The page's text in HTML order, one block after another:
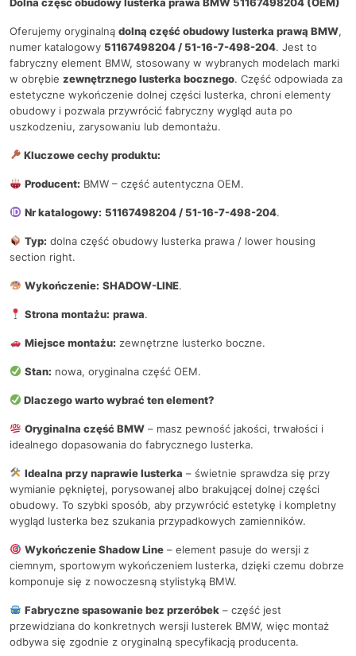
Oferujemy oryginalną dolną część obudowy lusterka prawą BMW,
numer katalogowy 51167498204 / 51-16-7-498-204. Jest to
fabryczny element BMW, stosowany w wybranych modelach marki
w obrębie zewnętrznego lusterka bocznego. Część odpowiada za
estetyczne wykończenie dolnej części lusterka, chroni elementy
obudowy i pozwala przywrócić fabryczny wygląd auta po
uszkodzeniu, zarysowaniu lub demontażu.
Kluczowe cechy produktu:
Producent: BMW – część autentyczna OEM.
Nr katalogowy: 51167498204 / 51-16-7-498-204.
Typ: dolna część obudowy lusterka prawa / lower housing
section right.
Wykończenie: SHADOW-LINE.
Strona montażu: prawa.
Miejsce montażu: zewnętrzne lusterko boczne.
Stan: nowa, oryginalna część OEM.
Dlaczego warto wybrać ten element?
Oryginalna część BMW– masz pewność jakości, trwałości i
idealnego dopasowania do fabrycznego lusterka.
Idealna przy naprawie lusterka – świetnie sprawdza się przy
wymianie pękniętej, porysowanej albo brakującej dolnej części
obudowy. To szybki sposób, aby przywrócić estetykę i kompletny
wygląd lusterka bez szukania przypadkowych zamienników.
Wykończenie Shadow Line– element pasuje do wersji z
ciemnym, sportowym wykończeniem lusterka, dzięki czemu dobrze
komponuje się z nowoczesną stylistyką BMW.
Fabryczne spasowanie bez przeróbek– część jest
przewidziana do konkretnych wersji lusterek BMW, więc montaż
odbywa się zgodnie z oryginalną specyfikacją producenta.